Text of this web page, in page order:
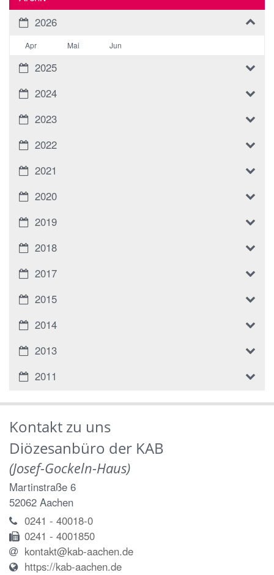
2026
Apr Mai Jun
2025
2024
2023
2022
2021
2020
2019
2018
2017
2015
2014
2013
2011
Kontakt zu uns
Diözesanbüro der KAB
(Josef-Gockeln-Haus)
Martinstraße 6
52062 Aachen
0241 - 40018-0
0241 - 4001850
kontakt@kab-aachen.de
https://kab-aachen.de